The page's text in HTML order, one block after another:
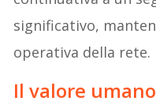
significativo,
operativa della rete.
Il valore